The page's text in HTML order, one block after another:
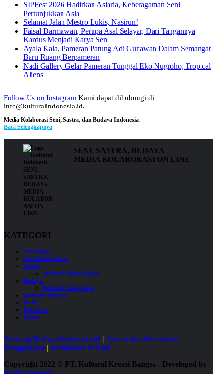
SIPFest 2026 Hadirkan Asiaria, Keberagaman Seni
Pertunjukkan Asia
Selamat Jalan Mestro Lukis, Nasirun!
Faisal Darmawan, Perupa Asal Selayar, Dari Tangannya
Kardus Menjadi Karya Seni
Ayala Kala, Pameran Patung Adi Gunawan Dalam Semangat
Baru Ruang Berpameran
Nadi Gallery Gelar Pameran Tunggal Eko Nugroho, Tropical
Aliens
Follow Us on Instagram Kami dapat dihubungi di
info@kulturalindonesia.id.
Media Kolaborasi Seni, Sastra, dan Budaya Indonesia.
Baca Selengkapnya
SENI, SASTRA, BUDAYA
MEDIA KOLABORASI ON LINE
KATEGORI
Seni Rupa
Seni Pertunjukan
Sastra
Festival Folklor Digital
Budaya
Kultural Jalan-Jalan
Kalender Budaya
Profil
Broadcast
Kolom
Tentang Kulturalindonesia.id | Syarat dan Ketentuan
Penggunaan | Kebijakan Privasi
Copyright 2022 © PT. Kultural Kreasi Bangsa - Developed by